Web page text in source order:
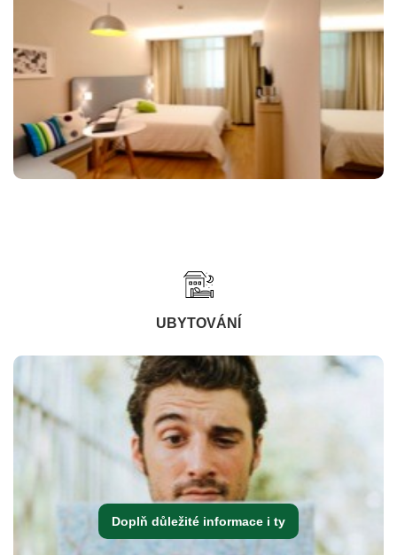
UBYTOVÁNÍ
Doplň důležité informace i ty